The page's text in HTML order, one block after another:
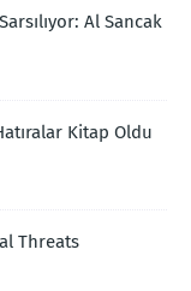
Al Sancak
Kitap Oldu
Threats